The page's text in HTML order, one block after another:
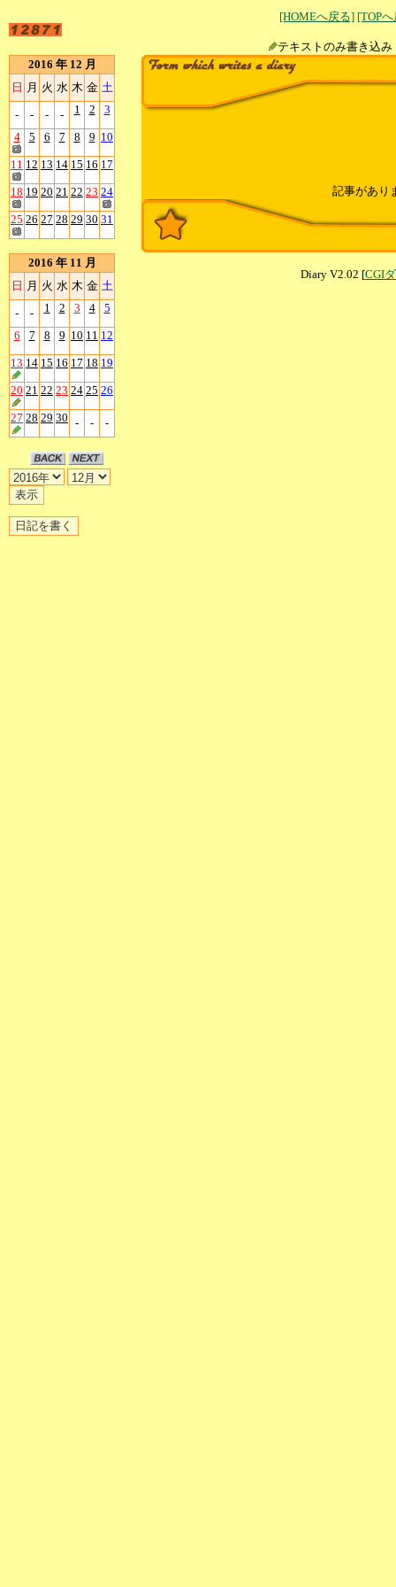
[HOMEへ戻る] [TOP
テキストのみ書
2016 年 12 月
日 月 火 水 木 金 土
- - - - 1 2 3
4 5 6 7 8 9 10
11 12 13 14 15 16 17
18 19 20 21 22 23 24
25 26 27 28 29 30 31
2016 年 11 月
日 月 火 水 木 金 土
- - 1 2 3 4 5
6 7 8 9 10 11 12
13 14 15 16 17 18 19
20 21 22 23 24 25 26
27 28 29 30 - - -
記事があり
Diary V2.02 [CGI